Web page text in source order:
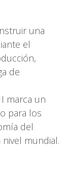
una
el
de
marca un
para los
del
mundial.